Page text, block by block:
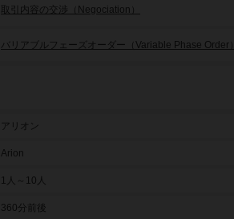
取引内容の交渉（Negociation）
バリアブルフェーズオーダー（Variable Phase Order）
アリオン
Arion
1人～10人
360分前後